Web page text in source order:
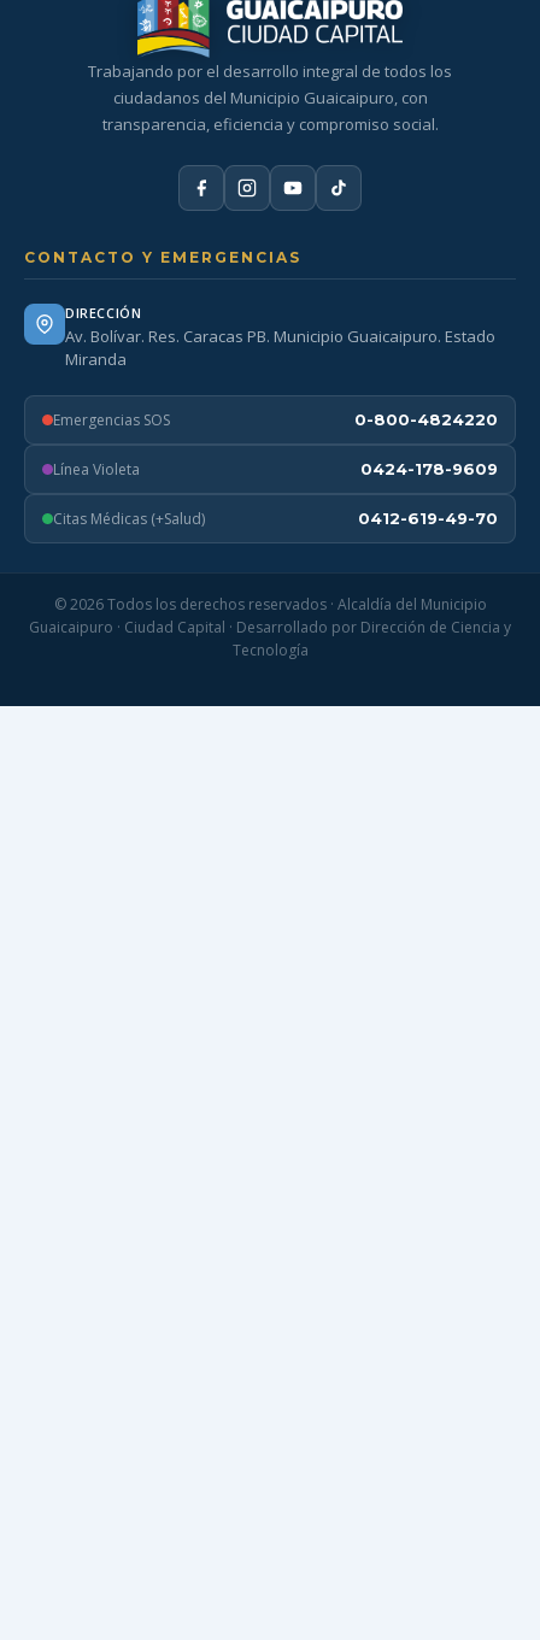
Trabajando por el desarrollo integral de todos los
ciudadanos del Municipio Guaicaipuro, con
transparencia, eficiencia y compromiso social.
CONTACTO Y EMERGENCIAS
DIRECCIÓN
Av. Bolívar. Res. Caracas PB. Municipio Guaicaipuro. Estado
Miranda
Emergencias SOS 0-800-4824220
Línea Violeta 0424-178-9609
Citas Médicas (+Salud) 0412-619-49-70
© 2026 Todos los derechos reservados · Alcaldía del Municipio
Guaicaipuro · Ciudad Capital · Desarrollado por Dirección de Ciencia y
Tecnología